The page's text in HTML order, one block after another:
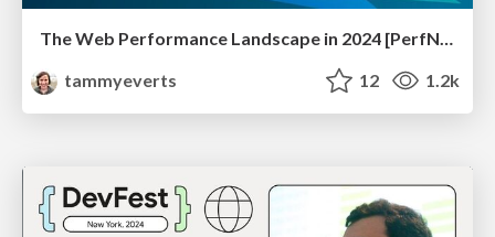
tammyeverts
12 1.2k